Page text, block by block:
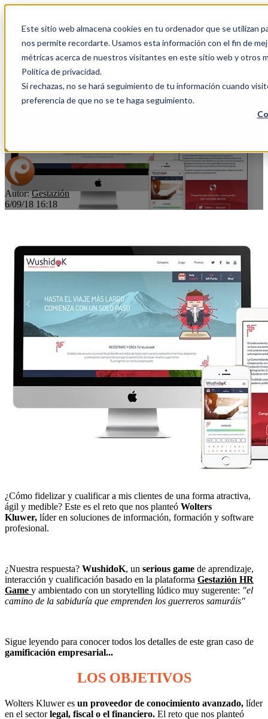
Este sitio web almacena cookies en tu ordenador que se utilizan
nos permite recordarte. Usamos esta información con el fin de
métricas acerca de nuestros visitantes en este sitio web y otros
Política de privacidad.
Si rechazas, no se hará seguimiento de tu información cuando
preferencia de que no se te haga seguimiento.
Open main navigation
Categorías
Gamificación empresarial:
Autor:Gestazión
6/09/18 16:18
¿Cómo fidelizar y cualificar a mis clientes de una forma atractiva,
ágil y medible? Este es el reto que nos planteó Wolters
Kluwer, líder en soluciones de información, formación y software
profesional.
¿Nuestra respuesta? WushidoK, un serious game de aprendizaje,
interacción y cualificación basado en la plataforma Gestazión HR
Game y ambientado con un storytelling lúdico muy sugerente: "el
camino de la sabiduría que emprenden los guerreros samuráis"
Sigue leyendo para conocer todos los detalles de este gran caso de
gamificación empresarial...
LOS OBJETIVOS
Wolters Kluwer es un proveedor de conocimiento avanzado, líder
en el sectorlegal, fiscal o el financiero. El reto que nos planteó